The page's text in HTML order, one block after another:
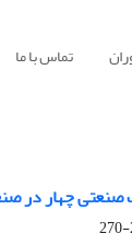
تماس با ما
صنعتی چهار در